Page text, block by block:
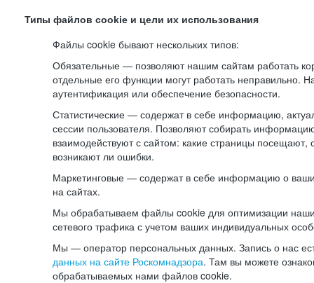
Типы файлов cookie и цели их использования
Файлы cookie бывают нескольких типов:
Обязательные — позволяют нашим сайтам работать
отдельные его функции могут работать неправильно.
аутентификация или обеспечение безопасности.
Статистические — содержат в себе информацию,
сессии пользователя. Позволяют собирать
взаимодействуют с сайтом: какие страницы посещают,
возникают ли ошибки.
Маркетинговые — содержат в себе информацию о
на сайтах.
Мы обрабатываем файлы cookie для оптимизации
сетевого трафика с учетом ваших индивидуальных
Мы — оператор персональных данных. Запись о нас
данных на сайте Роскомнадзора. Там вы можете
обрабатываемых нами файлов cookie.